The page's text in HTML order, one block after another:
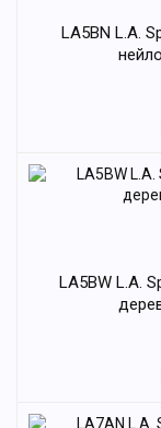
LA5BN L.A.
LA5BW L.A.